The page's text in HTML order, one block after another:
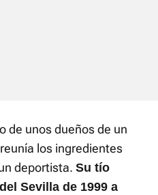
de unos dueños de un
los ingredientes
deportista. Su tío
Sevilla de 1999 a